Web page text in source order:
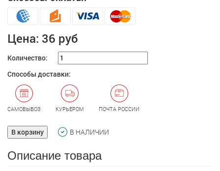
Цена: 36 руб
Количество:
Способы доставки:
САМОВЫВОЗ КУРЬЕРОМ ПОЧТА РОССИИ
В корзину В НАЛИЧИИ
Описание товара